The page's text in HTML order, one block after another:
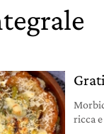
ricca